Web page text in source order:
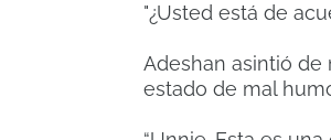
"¿Usted está de
Adeshan asintió de
estado de mal